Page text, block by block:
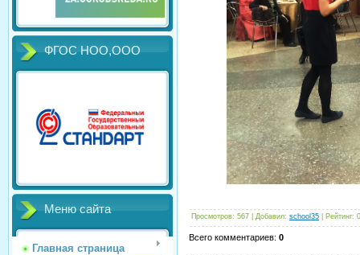
ФГОС НОО,ООО
Меню сайта
Главная страница
Просмотров: 567 Добавил: school35 Рейтинг:
Всего комментариев: 0